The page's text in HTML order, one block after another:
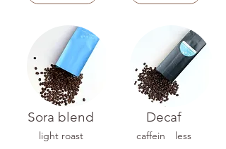
Sora blend
light roast
Decaf
​caffein less